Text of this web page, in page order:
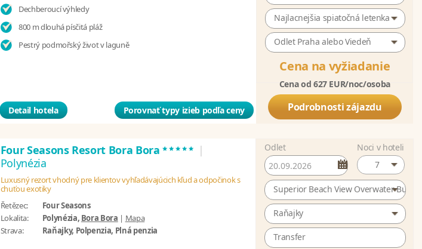
Dechberoucí výhledy
800 m dlouhá písčitá pláž
Pestrý podmořský život v laguně
Detail hotela Porovnať typy izieb podľa ceny
Najlacnejšia spiatočná letenka
Odlet Praha alebo Viedeň
Cena na vyžiadanie
Cena od 627 EUR/noc/osoba
Podrobnosti zájazdu
Four Seasons Resort Bora Bora***** |
Polynézia
Luxusný rezort vhodný pre klientov vyhľadávajúcich kľud a odpočinok s
chuťou exotiky
Řetězec:
Four Seasons
Lokalita:
Polynézia, Bora Bora | Mapa
Strava:
Raňajky, Polpenzia, Plná penzia
Odlet
Noci v hoteli
7
Superior Beach View Overwater
Raňajky
Transfer